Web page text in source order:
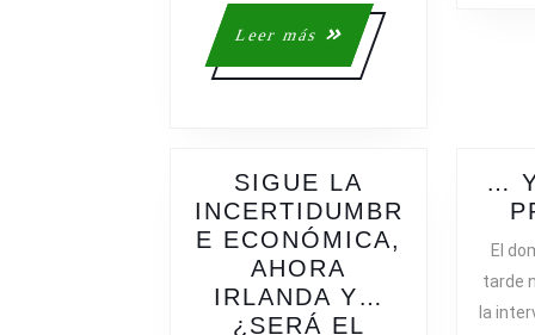
Leer más
Leer
más
SIGUE LA
INCERTIDUMBR
E ECONÓMICA,
AHORA
IRLANDA Y…
¿SERÁ EL
…
El
tarde
la